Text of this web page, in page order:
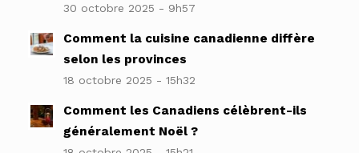
30 octobre 2025 - 9h57
Comment la cuisine canadienne diffère
selon les provinces
18 octobre 2025 - 15h32
Comment les Canadiens célèbrent-ils
généralement Noël ?